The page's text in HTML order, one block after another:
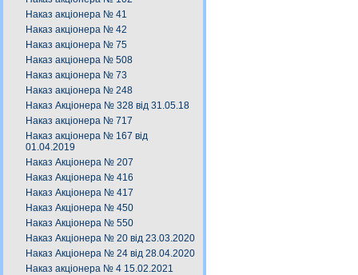
Наказ акціонера № 41
Наказ акціонера № 42
Наказ акціонера № 75
Наказ акціонера № 508
Наказ акціонера № 73
Наказ акціонера № 248
Наказ Акціонера № 328 від 31.05.18
Наказ акціонера № 717
Наказ акціонера № 167 від
01.04.2019
Наказ Акціонера № 207
Наказ Акціонера № 416
Наказ Акціонера № 417
Наказ Акціонера № 450
Наказ Акціонера № 550
Наказ Акціонера № 20 від 23.03.2020
Наказ Акціонера № 24 від 28.04.2020
Наказ акціонера № 4 15.02.2021